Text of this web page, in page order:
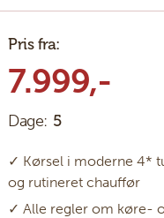
Pris fra:
7.999,-
Dage: 5
✓ Kørsel i moderne 4*
og rutineret chauffør
✓ Alle regler om køre-